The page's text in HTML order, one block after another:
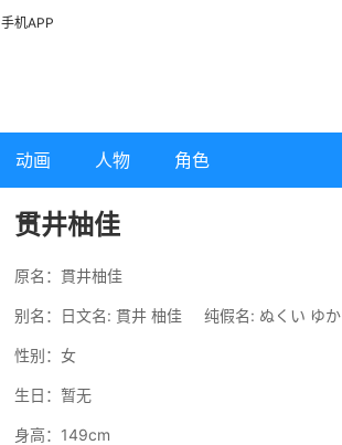
手机APP
动画 人物 角色
贯井柚佳
原名：貫井柚佳
别名： 日文名: 貫井 柚佳 纯假名: ぬくい ゆか
性别：女
生日：暂无
身高：149cm